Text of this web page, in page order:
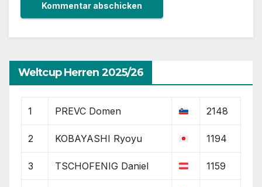
Weltcup Herren 2025/26
1 PREVC Domen 2148
2 KOBAYASHI Ryoyu 1194
3 TSCHOFENIG Daniel 1159